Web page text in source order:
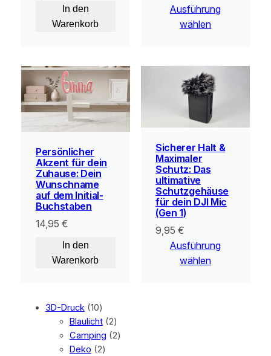
In den
Warenkorb
Ausführung
wählen
Persönlicher
Akzent für dein
Zuhause: Dein
Wunschname
auf dem Initial-
Buchstaben
14,95 €
In den
Warenkorb
Sicherer Halt &
Maximaler
Schutz: Das
ultimative
Schutzgehäuse
für dein DJI Mic
(Gen 1)
9,95€
Ausführung
wählen
3D-Druck 1010
Produkte
Blaulicht 22
Produkte
Camping 22
Deko 22